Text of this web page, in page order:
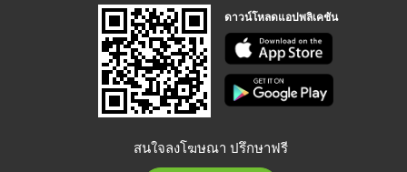
ดาวน์โหลดแอปพลิเคชัน
สนใจลงโฆษณา ปรึกษาฟรี